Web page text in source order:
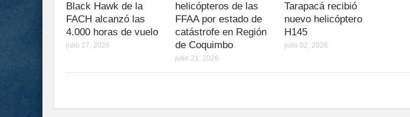
Black Hawk de la
FACH alcanzó las
4.000 horas de vuelo
julio 27, 2026
helicópteros de las
FFAA por estado de
catástrofe en Región
de Coquimbo
julio 21, 2026
Tarapacá recibió
nuevo helicóptero
H145
julio 02, 2026